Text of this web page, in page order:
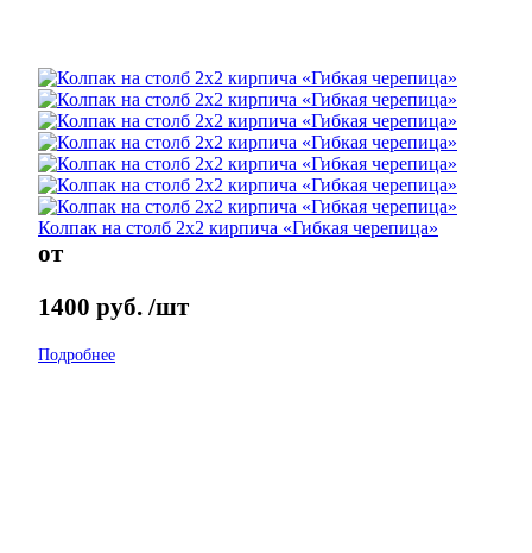
Колпак на столб 2х2 кирпича «Гибкая черепица»
от
1400 руб. /шт
Подробнее